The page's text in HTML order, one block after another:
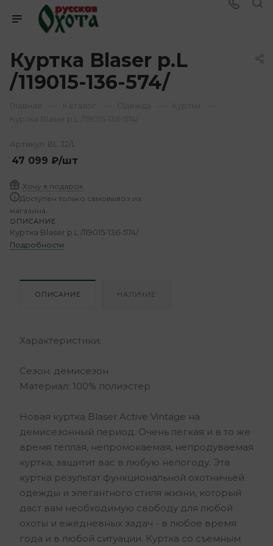
Куртка Blaser р.L
/119015-136-574/
Артикул: BL 32/L
47 099 ₽/шт
Хочу в подарок
Доступен только самовывоз из
магазина.
ОПИСАНИЕ
Куртка Blaser р.L /119015-136-574/
Подробности
ОПИСАНИЕ НАЛИЧИЕ
Характеристики:
Сезон: демисезон
Материал: 100% полиэстер
Новая куртка Blaser Active Vintage на
демисезонный период. Очень легкая и в то же
время теплая, непромокаемая, непродуваемая
куртка, защитит вас в любую непогоду. Эта
куртка результат функциональной охотничьей
одежды и элегантного стиля жизни, который
даст вам необходимую свободу для любой
охоты и ежедневных задач - в любое время
года и в любой ситуации. Куртка со съемным